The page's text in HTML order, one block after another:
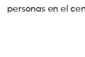
personas en el